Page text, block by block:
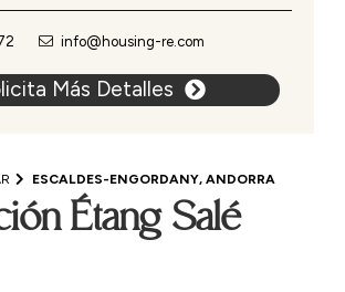
ESCALDES-ENGORDANY, ANDORRA
Étang Salé
info@housing-re.com
Más Detalles